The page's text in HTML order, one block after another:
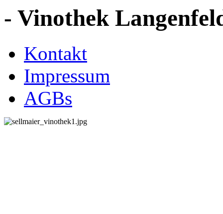
- Vinothek
Kontakt
Impressum
AGBs